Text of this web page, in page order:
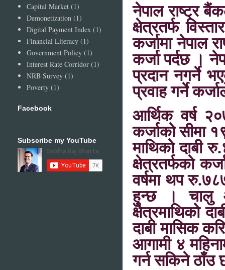
नेपाल राष्ट्र
क्षेत्रतर्फ
कर्जामा नेपाल
कर्जा पर्दछ ।
प्रदान नगर्ने
प्रवाह गर्ने
आर्थिक वर्ष
कर्जाको सीमा
माथिको दाबी
क्षेत्रतर्फको
वर्षमा थप
हुन्छ । चालु
क्षेत्रमाथिको
दाबी मासिक
आगामी ४
गर्न सकिने ठाँउ
Capital Market (1)
Demonetization (1)
Digital Payment Index (1)
Financial Literacy (1)
Government Policy (1)
Interest Rate Corridor (1)
NRB Survey (1)
Poverty (1)
Facebook
Subscribe my YouTube